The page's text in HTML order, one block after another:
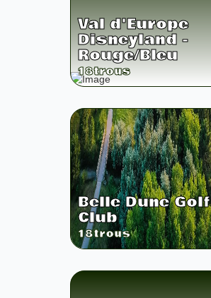
Val d'Europe
Disneyland -
Rouge/Bleu
18trous
Belle Dune Golf
Club
18trous